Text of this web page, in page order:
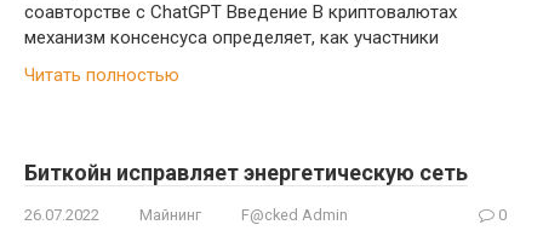
соавторстве с ChatGPT Введение В криптовалютах
механизм консенсуса определяет, как участники
Читать полностью
Биткойн исправляет энергетическую сеть
26.07.2022 Майнинг F@cked Admin 0